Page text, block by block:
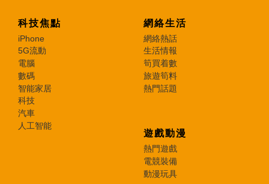
科技焦點
iPhone
5G流動
電腦
數碼
智能家居
科技
汽車
人工智能
網絡生活
網絡熱話
生活情報
筍買着數
旅遊筍料
熱門話題
遊戲動漫
熱門遊戲
電競裝備
動漫玩具